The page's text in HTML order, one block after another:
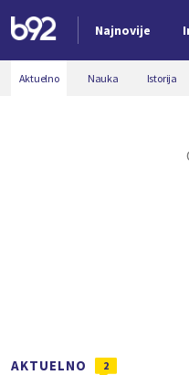
Najnovije
Nova vest
Aktuelno Nauka Istorija
AKTUELNO 2